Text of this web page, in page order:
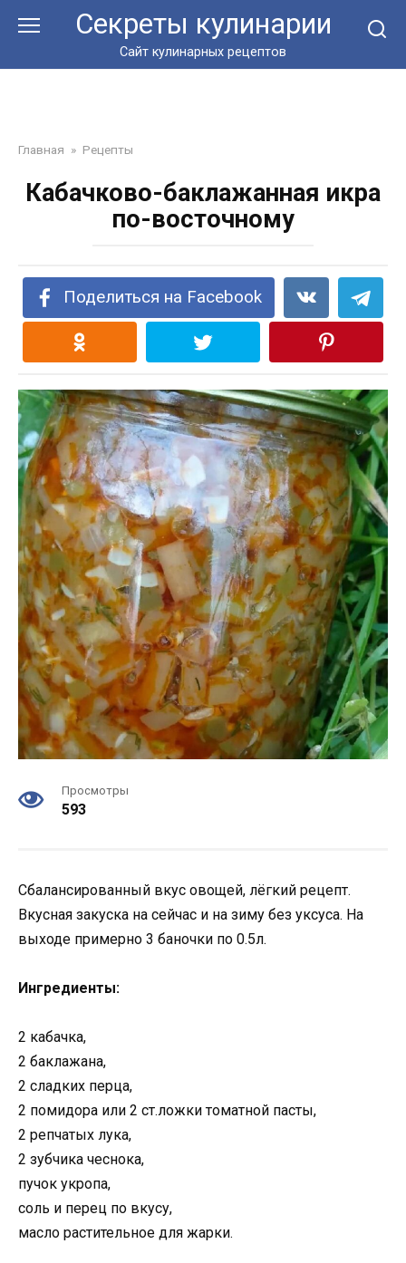
Секреты кулинарии
Сайт кулинарных рецептов
Главная » Рецепты
Кабачково-баклажанная икра
по-восточному
Поделиться на Facebook
Просмотры
593
Сбалансированный вкус овощей, лёгкий рецепт.
Вкусная закуска на сейчас и на зиму без уксуса. На
выходе примерно 3 баночки по 0.5л.
Ингредиенты:
2 кабачка,
2 баклажана,
2 сладких перца,
2 помидора или 2 ст.ложки томатной пасты,
2 репчатых лука,
2 зубчика чеснока,
пучок укропа,
соль и перец по вкусу,
масло растительное для жарки.